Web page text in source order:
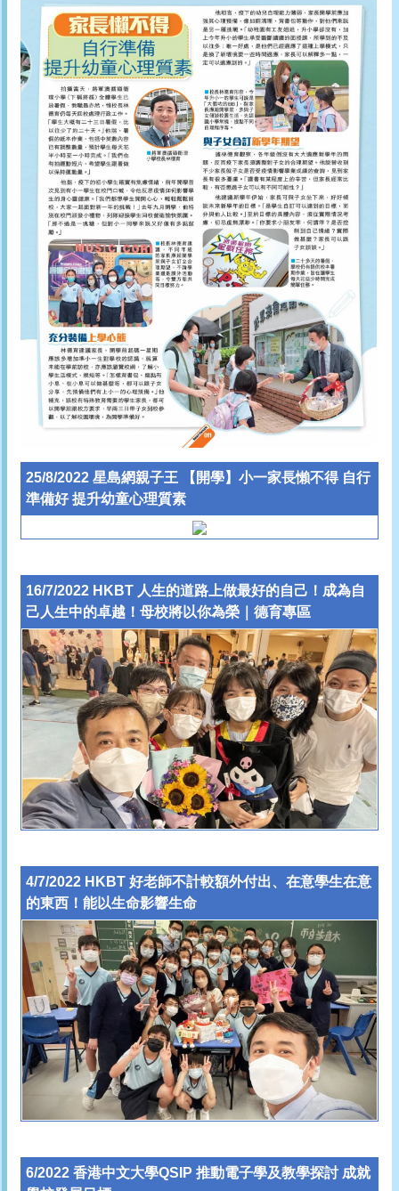
25/8/2022 星島網親子王 【開學】小一家長懶不得 自行
準備好 提升幼童心理質素
16/7/2022 HKBT 人生的道路上做最好的自己！成為自
己人生中的卓越！母校將以你為榮｜德育專區
4/7/2022 HKBT 好老師不計較額外付出、在意學生在意
的東西！能以生命影響生命
6/2022 香港中文大學QSIP 推動電子學及教學探討 成就